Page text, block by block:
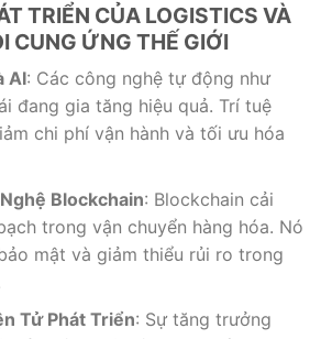
TRIỂN CỦA LOGISTICS VÀ
CUNG ỨNG THẾ GIỚI
AI: Các công nghệ tự động như
đang gia tăng hiệu quả. Trí tuệ
chi phí vận hành và tối ưu hóa
Blockchain: Blockchain cải
trong vận chuyển hàng hóa. Nó
mật và giảm thiểu rủi ro trong
Tử Phát Triển: Sự tăng trưởng